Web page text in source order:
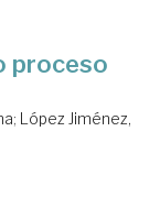
proceso
; López Jiménez,